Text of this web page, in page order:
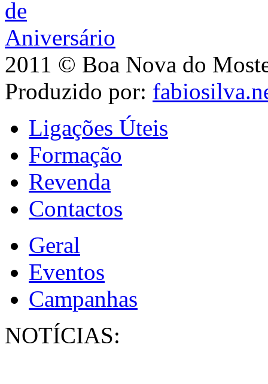
2011 © Boa Nova do
Produzido por:
Ligações Úteis
Formação
Revenda
Contactos
Geral
Eventos
Campanhas
NOTÍCIAS: